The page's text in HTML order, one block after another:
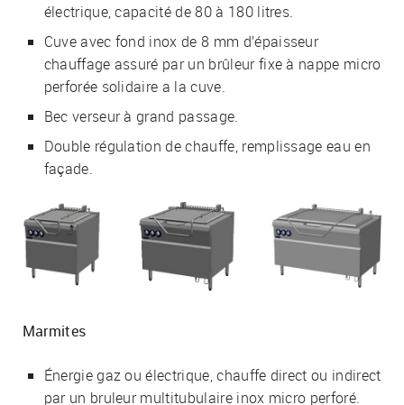
électrique, capacité de 80 à 180 litres.
Cuve avec fond inox de 8 mm d’épaisseur
chauffage assuré par un brûleur fixe à nappe micro
perforée solidaire a la cuve.
Bec verseur à grand passage.
Double régulation de chauffe, remplissage eau en
façade.
Marmites
Énergie gaz ou électrique, chauffe direct ou indirect
par un bruleur multitubulaire inox micro perforé.